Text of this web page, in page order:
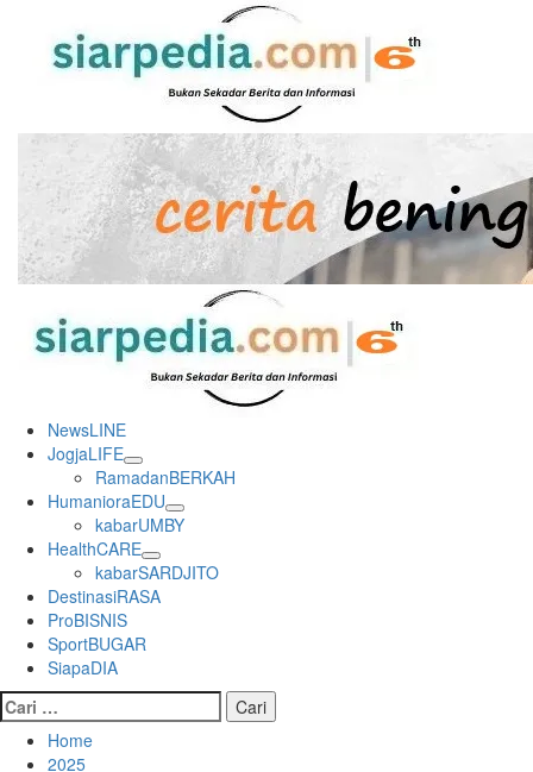
content
NewsLINE
JogjaLIFE
RamadanBERKAH
HumanioraEDU
kabarUMBY
HealthCARE
kabarSARDJITO
DestinasiRASA
ProBISNIS
SportBUGAR
SiapaDIA
Cari
untuk:
Home
2025